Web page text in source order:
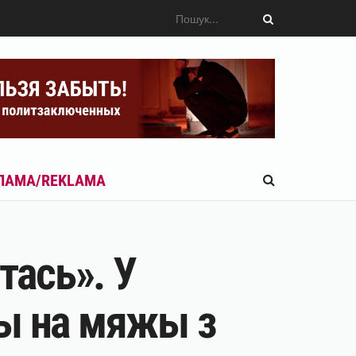
REKLAMA
У
на мяжы з